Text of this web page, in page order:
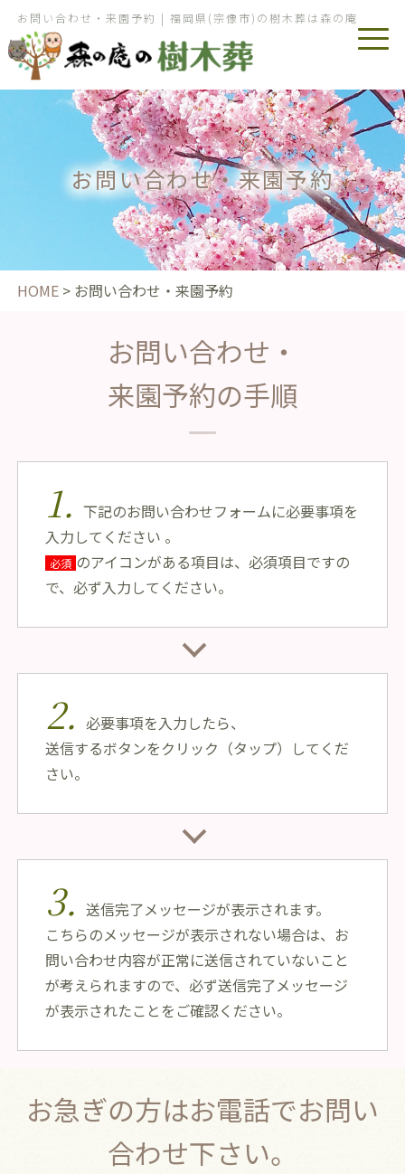
お問い合わせ・来園予約 | 福岡県(宗像市)の樹木葬は森の庵
お問い合わせ・来園予約
HOME> お問い合わせ・来園予約
お問い合わせ・
来園予約の手順
1. 下記のお問い合わせフォームに必要事項を
入力してください 。
必須 のアイコンがある項目は、必須項目ですの
で、必ず入力してください。
2. 必要事項を入力したら、
送信するボタンをクリック（タップ）してくだ
さい。
3. 送信完了メッセージが表示されます。
こちらのメッセージが表示されない場合は、お
問い合わせ内容が正常に送信されていないこと
が考えられますので、必ず送信完了メッセージ
が表示されたことをご確認ください。
お急ぎの方はお電話でお問い
合わせ下さい。